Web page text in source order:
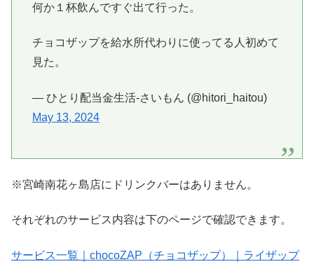
何か１杯飲んですぐ出て行った。
チョコザップを給水所代わりに使ってる人初めて
見た。
— ひとり配当金生活-さいもん (@hitori_haitou)
May 13, 2024
※宮崎南花ヶ島店にドリンクバーはありません。
それぞれのサービス内容は下のページで確認できます。
サービス一覧｜chocoZAP（チョコザップ）｜ライザップ